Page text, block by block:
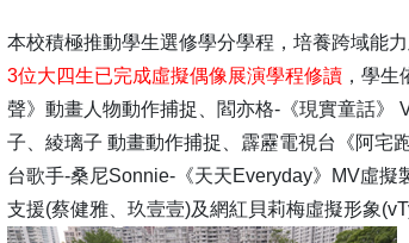
本校積極推動學生選修學分學程，培養跨域能
3位大四生已完成虛擬偶像展演學程修讀 ，學
聲》動畫人物動作捕捉、閻亦格-《現實童話》
子、綾璃子 動畫動作捕捉、霹靂電視台《阿宅
台歌手-桑尼Sonnie-《天天Everyday》MV虛
支援(蔡健雅、玖壹壹)及網紅貝莉梅虛擬形象